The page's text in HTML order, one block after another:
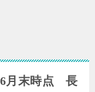
月末時点 長